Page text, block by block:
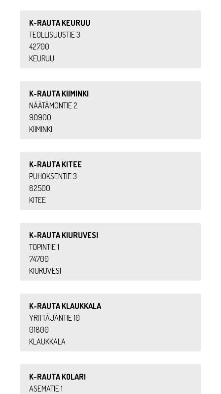
K-RAUTA KEURUU
TEOLLISUUSTIE 3
42700
KEURUU
K-RAUTA KIIMINKI
NÄÄTÄMÖNTIE 2
90900
KIIMINKI
K-RAUTA KITEE
PUHOKSENTIE 3
82500
KITEE
K-RAUTA KIURUVESI
TOPINTIE 1
74700
KIURUVESI
K-RAUTA KLAUKKALA
YRITTÄJÄNTIE 10
01800
KLAUKKALA
K-RAUTA KOLARI
ASEMATIE 1